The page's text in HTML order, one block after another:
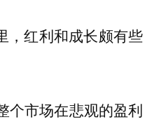
，红利和成长颇有些
个市场在悲观的盈利